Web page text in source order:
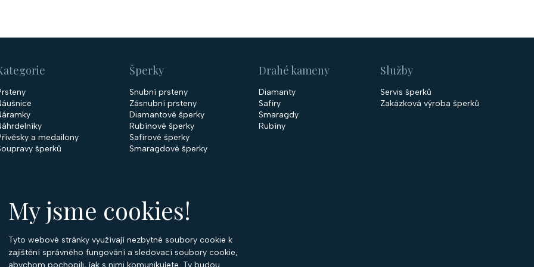
My jsme cookies!
Tyto webové stránky využívají nezbytné soubory cookie k
zajištění správného fungování a sledovací soubory cookie,
abychom pochopili, jak s nimi komunikujete. Ty budou
a medailony
šperků
Šperky
Snubní prsteny
Zásnubní prsteny
Diamantové šperky
Rubínové šperky
Safírové šperky
Smaragdové šperky
Drahé kameny
Diamanty
Safíry
Smaragdy
Rubíny
Služby
Servis šperků
Zakázková výroba šperků